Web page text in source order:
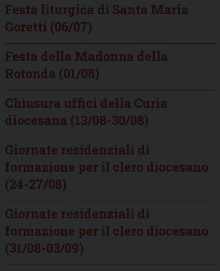
Festa liturgica di Santa Maria
Goretti (06/07)
Festa della Madonna della
Rotonda (01/08)
Chiusura uffici della Curia
diocesana (13/08-30/08)
Giornate residenziali di
formazione per il clero diocesano
(24-27/08)
Giornate residenziali di
formazione per il clero diocesano
(31/08-03/09)